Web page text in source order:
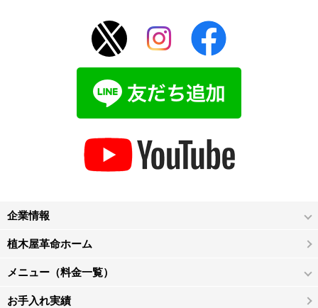
企業情報
植木屋革命ホーム
メニュー（料金一覧）
お手入れ実績